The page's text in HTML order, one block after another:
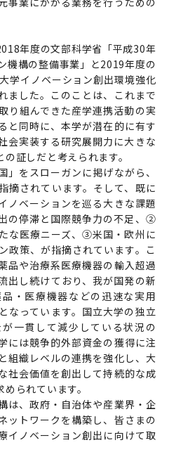
年度の文部科学省「平成30年
機構の整備事業」と2019年度の
学イノベーション創出環境強化
ました。このことは、これまで
り組んできた産学連携活動の実
と同時に、本学が潜在的に有す
会実装する研究展開力に大きな
証しだと考えられます。
をスローガンに掲げながら、
摘されています。そして、既に
ノベーションを巡る大きな課題
の停滞と国際競争力の不足、②
な医療ニーズ、③米国・欧州に
政策、が指摘されています。こ
品や治療系医療機器の輸入超過
出し続けており、我が国発の新
・医療機器などの迅速な実用
なっています。国立大学の独立
一貫して減少している状況の
には競争的外部資金の獲得に注
組織レベルの連携を強化し、大
社会価値を創出して持続的な成
られています。
は、政府・自治体や産業界・企
ットワークを構築し、皆さまの
イノベーション創出に向けて取